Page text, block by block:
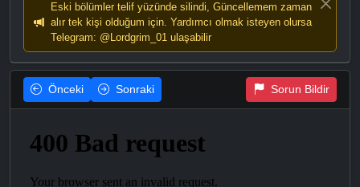
Eski bölümler telif yüzünde silindi, Güncellemem zaman
alır tek kişi olduğum için. Yardımcı olmak isteyen olursa
Telegram: @Lordgrim_01 ulaşabilir
Önceki Sonraki Sorun Bildir